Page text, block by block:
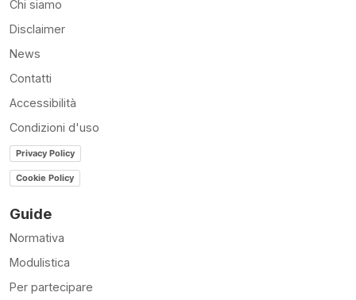
Chi siamo
Disclaimer
News
Contatti
Accessibilità
Condizioni d'uso
Privacy Policy
Cookie Policy
Guide
Normativa
Modulistica
Per partecipare